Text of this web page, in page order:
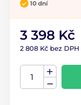
10 dní
3 398 Kč
2 808 Kč bez DPH